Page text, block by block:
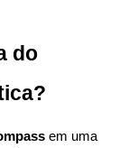
do
em uma